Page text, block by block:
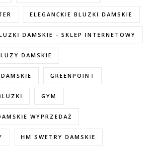
ELEGANCKIE BLUZKI DAMSKIE
DAMSKIE - SKLEP INTERNETOWY
DAMSKIE
GREENPOINT
GYM
WYPRZEDAŻ
HM SWETRY DAMSKIE